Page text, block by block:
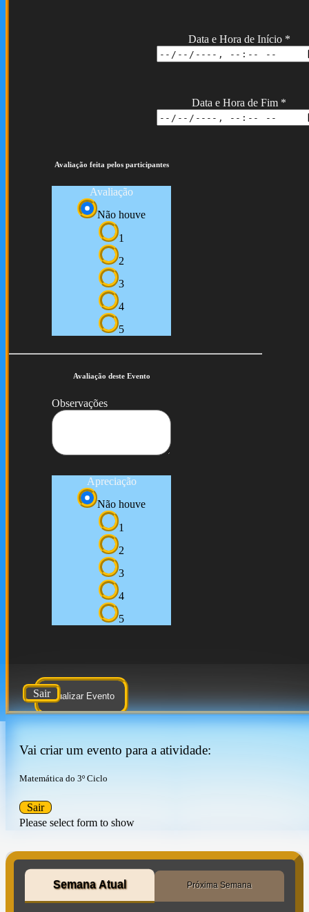
Data e Hora de Início *
Data e Hora de Fim *
Avaliação feita pelos participantes
Avaliação
Não houve
1
2
3
4
5
Avaliação deste Evento
Observações
Apreciação
Não houve
1
2
3
4
5
Atualizar Evento
Sair
Vai criar um evento para a atividade:
Matemática do 3º Ciclo
Please select form to show
Sair
Semana Atual Próxima Semana